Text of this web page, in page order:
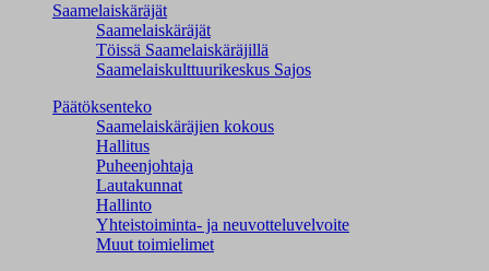
Saamelaiskäräjät
Saamelaiskäräjät
Töissä Saamelaiskäräjillä
Saamelaiskulttuuri­keskus Sajos
Päätöksenteko
Saamelaiskäräjien kokous
Hallitus
Puheenjohtaja
Lautakunnat
Hallinto
Yhteistoiminta- ja neuvotteluvelvoite
Muut toimielimet